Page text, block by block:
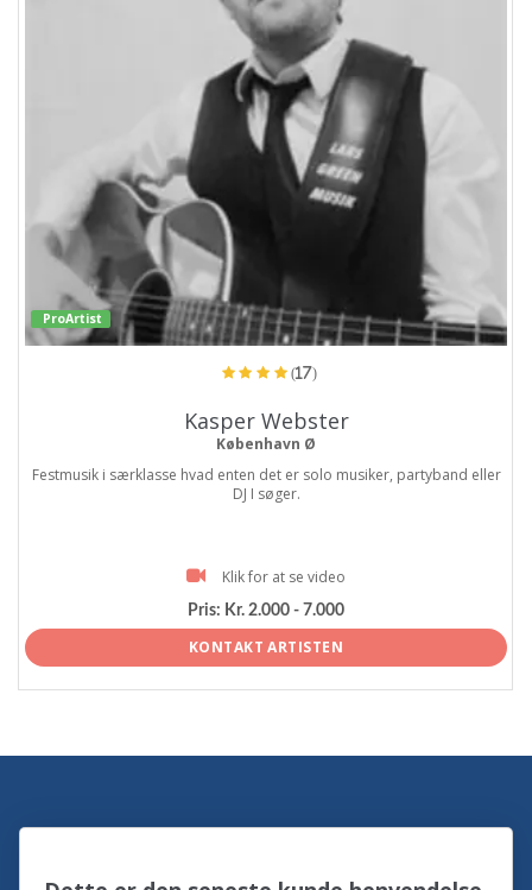
ProArtist
(17)
Kasper Webster
København Ø
Festmusik i særklasse hvad enten det er solo musiker, partyband eller
DJ I søger.
Klik for at se video
Pris: Kr. 2.000 - 7.000
KONTAKT ARTISTEN